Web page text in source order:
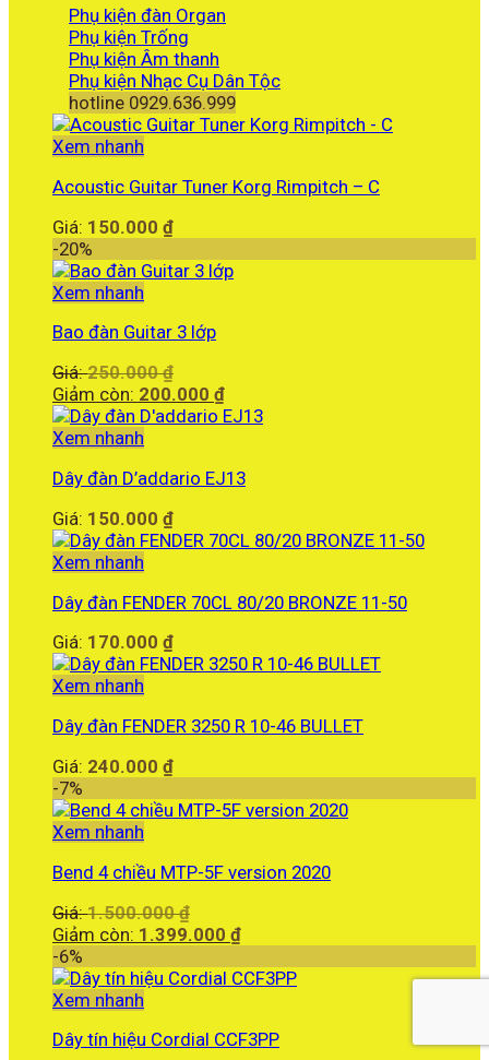
Phụ kiện đàn Organ
Phụ kiện Trống
Phụ kiện Âm thanh
Phụ kiện Nhạc Cụ Dân Tộc
hotline 0929.636.999
Xem nhanh
Acoustic Guitar Tuner Korg Rimpitch – C
Giá: 150.000 ₫
-20%
Xem nhanh
Bao đàn Guitar 3 lớp
Giá:250.000₫
gốc
là:
Giảm còn: 200.000 ₫Giá
hiện
200.000 ₫.
Xem nhanh
Dây đàn D’addario EJ13
Giá: 150.000 ₫
Xem nhanh
Dây đàn FENDER 70CL 80/20 BRONZE 11-50
Giá: 170.000 ₫
Xem nhanh
Dây đàn FENDER 3250 R 10-46 BULLET
Giá: 240.000 ₫
-7%
Xem nhanh
Bend 4 chiều MTP-5F version 2020
Giá:1.500.000₫
gốc
1.500.000 ₫.
Giảm còn: 1.399.000 ₫Giá
tại
-6%
Xem nhanh
Dây tín hiệu Cordial CCF3PP